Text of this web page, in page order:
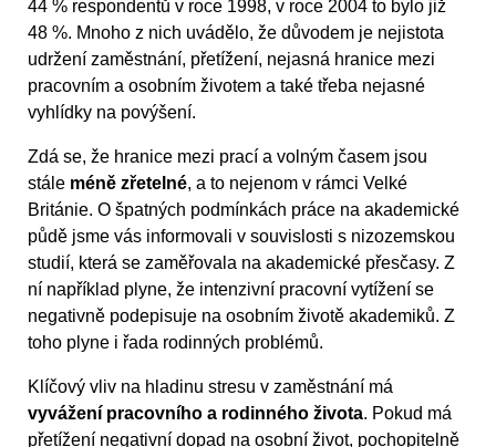
44 % respondentů v roce 1998, v roce 2004 to bylo již
48 %. Mnoho z nich uvádělo, že důvodem je nejistota
udržení zaměstnání, přetížení, nejasná hranice mezi
pracovním a osobním životem a také třeba nejasné
vyhlídky na povýšení.
Zdá se, že hranice mezi prací a volným časem jsou
stále méně zřetelné, a to nejenom v rámci Velké
Británie. O špatných podmínkách práce na akademické
půdě jsme vás informovali v souvislosti s nizozemskou
studií, která se zaměřovala na akademické přesčasy. Z
ní například plyne, že intenzivní pracovní vytížení se
negativně podepisuje na osobním životě akademiků. Z
toho plyne i řada rodinných problémů.
Klíčový vliv na hladinu stresu v zaměstnání má
vyvážení pracovního a rodinného života. Pokud má
přetížení negativní dopad na osobní život, pochopitelně